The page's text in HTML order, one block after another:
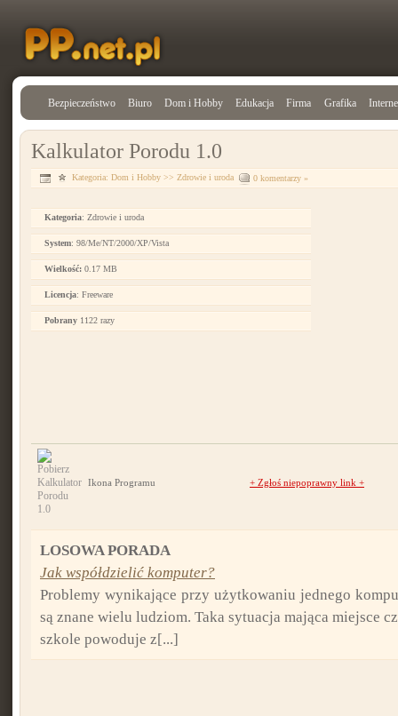
Bezpieczeństwo Biuro Dom i Hobby Edukacja Firma Grafika
Kalkulator Porodu 1.0
Kategoria: Dom i Hobby >> Zdrowie i uroda 0 komentarzy »
Kategoria: Zdrowie i uroda
System: 98/Me/NT/2000/XP/Vista
Wielkość: 0.17 MB
Licencja: Freeware
Pobrany 1122 razy
Ikona Programu + Zgłoś niepoprawny link +
LOSOWA PORADA
Jak współdzielić komputer?
Problemy wynikające przy użytkowaniu jednego
są znane wielu ludziom. Taka sytuacja mająca miejsce
szkole powoduje z[...]